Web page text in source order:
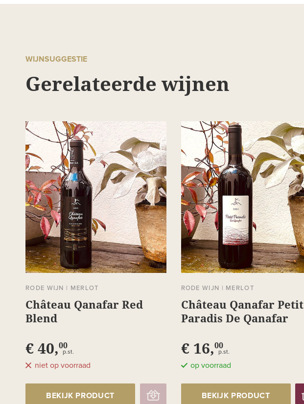
WIJNSUGGESTIE
Gerelateerde wijnen
RODE WIJN | MERLOT
Château Qanafar Red
Blend
€ 40,00
p.st.
niet op voorraad
BEKIJK PRODUCT
RODE WIJN | MERLOT
Château Qanafar Petit
Paradis De Qanafar
€ 16,00
p.st.
op voorraad
BEKIJK PRODUCT